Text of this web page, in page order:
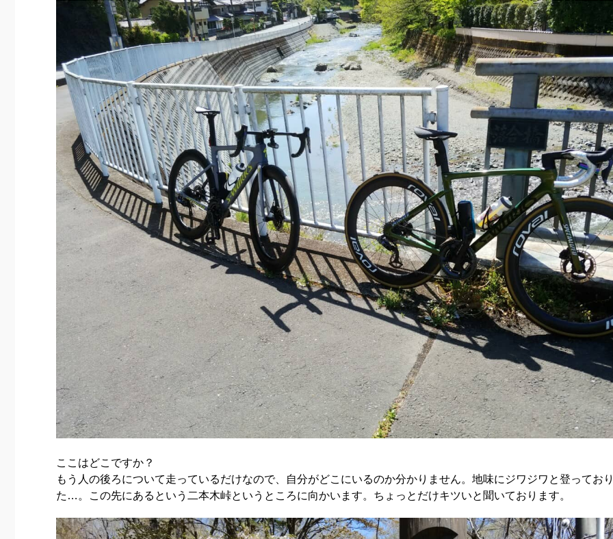
ここはどこですか？
もう人の後ろについて走っているだけなので、自分がどこにいるのか分かりません。地味にジワジワと登ってお
た…。この先にあるという二本木峠というところに向かいます。ちょっとだけキツいと聞いております。